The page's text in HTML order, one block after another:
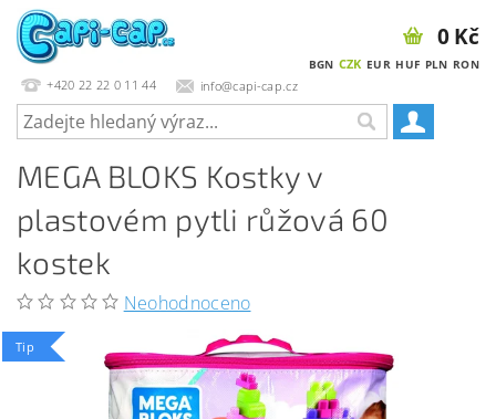
+420 22 22 0 11 44 info@capi-cap.cz
BGN CZK EUR HUF PLN RON
0 Kč
MEGA BLOKS Kostky v
plastovém pytli růžová 60
kostek
Neohodnoceno
Tip